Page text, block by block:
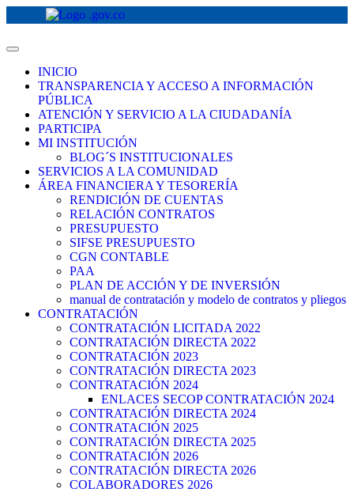
INICIO
TRANSPARENCIA Y ACCESO A INFORMACIÓN
PÚBLICA
ATENCIÓN Y SERVICIO A LA CIUDADANÍA
PARTICIPA
MI INSTITUCIÓN
BLOG´S INSTITUCIONALES
SERVICIOS A LA COMUNIDAD
ÁREA FINANCIERA Y TESORERÍA
RENDICIÓN DE CUENTAS
RELACIÓN CONTRATOS
PRESUPUESTO
SIFSE PRESUPUESTO
CGN CONTABLE
PAA
PLAN DE ACCIÓN Y DE INVERSIÓN
manual de contratación y modelo de contratos y pliegos
CONTRATACIÓN
CONTRATACIÓN LICITADA 2022
CONTRATACIÓN DIRECTA 2022
CONTRATACIÓN 2023
CONTRATACIÓN DIRECTA 2023
CONTRATACIÓN 2024
ENLACES SECOP CONTRATACIÓN 2024
CONTRATACIÓN DIRECTA 2024
CONTRATACIÓN 2025
CONTRATACIÓN DIRECTA 2025
CONTRATACIÓN 2026
CONTRATACIÓN DIRECTA 2026
COLABORADORES 2026